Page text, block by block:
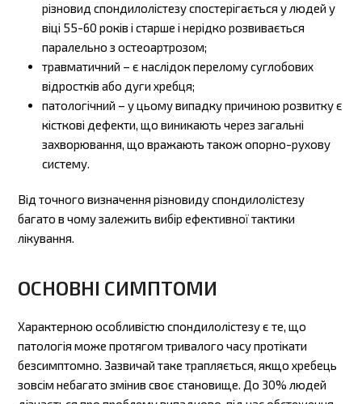
різновид спондилолістезу спостерігається у людей у
віці 55-60 років і старше і нерідко розвивається
паралельно з остеоартрозом;
травматичний – є наслідок перелому суглобових
відростків або дуги хребця;
патологічний – у цьому випадку причиною розвитку є
кісткові дефекти, що виникають через загальні
захворювання, що вражають також опорно-рухову
систему.
Від точного визначення різновиду спондилолістезу
багато в чому залежить вибір ефективної тактики
лікування.
ОСНОВНІ СИМПТОМИ
Характерною особливістю спондилолістезу є те, що
патологія може протягом тривалого часу протікати
безсимптомно. Зазвичай таке трапляється, якщо хребець
зовсім небагато змінив своє становище. До 30% людей